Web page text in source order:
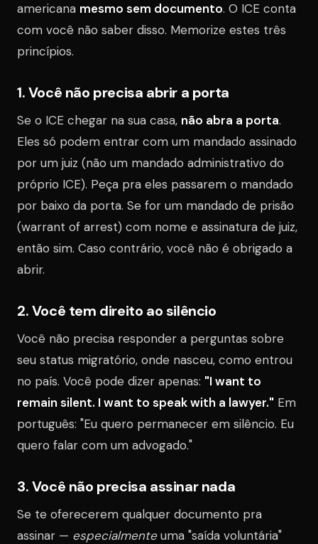
americana mesmo sem documento. O ICE conta
com você não saber disso. Memorize estes três
princípios.
1. Você não precisa abrir a porta
Se o ICE chegar na sua casa, não abra a porta.
Eles só podem entrar com um mandado assinado
por um juiz (não um mandado administrativo do
próprio ICE). Peça pra eles passarem o mandado
por baixo da porta. Se for um mandado de prisão
(warrant of arrest) com nome e assinatura de juiz,
então sim. Caso contrário, você não é obrigado a
abrir.
2. Você tem direito ao silêncio
Você não precisa responder a perguntas sobre
seu status migratório, onde nasceu, como entrou
no país. Você pode dizer apenas: "I want to
remain silent. I want to speak with a lawyer." Em
português: "Eu quero permanecer em silêncio. Eu
quero falar com um advogado."
3. Você não precisa assinar nada
Se te oferecerem qualquer documento pra
assinar — especialmenteuma "saída voluntária"